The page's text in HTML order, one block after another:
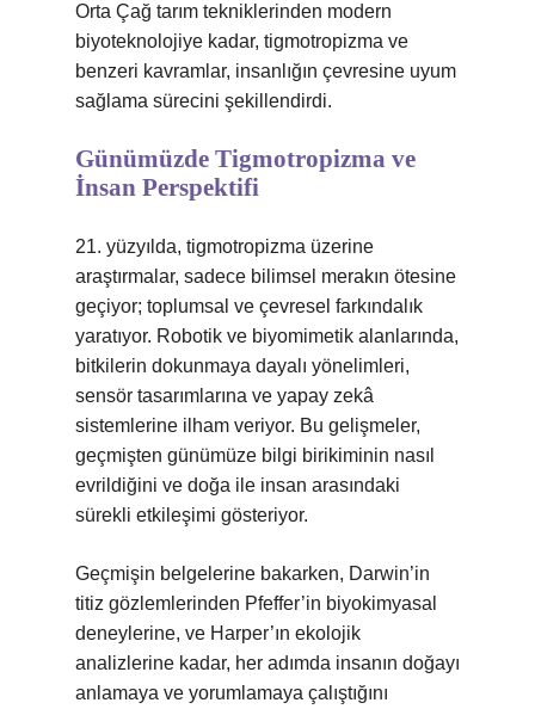
Orta Çağ tarım tekniklerinden modern
biyoteknolojiye kadar, tigmotropizma ve
benzeri kavramlar, insanlığın çevresine uyum
sağlama sürecini şekillendirdi.
Günümüzde Tigmotropizma ve
İnsan Perspektifi
21. yüzyılda, tigmotropizma üzerine
araştırmalar, sadece bilimsel merakın ötesine
geçiyor; toplumsal ve çevresel farkındalık
yaratıyor. Robotik ve biyomimetik alanlarında,
bitkilerin dokunmaya dayalı yönelimleri,
sensör tasarımlarına ve yapay zekâ
sistemlerine ilham veriyor. Bu gelişmeler,
geçmişten günümüze bilgi birikiminin nasıl
evrildiğini ve doğa ile insan arasındaki
sürekli etkileşimi gösteriyor.
Geçmişin belgelerine bakarken, Darwin’in
titiz gözlemlerinden Pfeffer’in biyokimyasal
deneylerine, ve Harper’ın ekolojik
analizlerine kadar, her adımda insanın doğayı
anlamaya ve yorumlamaya çalıştığını